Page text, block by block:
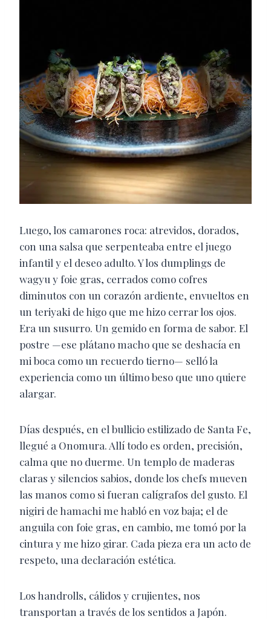
Luego, los camarones roca: atrevidos, dorados,
con una salsa que serpenteaba entre el juego
infantil y el deseo adulto. Y los dumplings de
wagyu y foie gras, cerrados como cofres
diminutos con un corazón ardiente, envueltos en
un teriyaki de higo que me hizo cerrar los ojos.
Era un susurro. Un gemido en forma de sabor. El
postre —ese plátano macho que se deshacía en
mi boca como un recuerdo tierno— selló la
experiencia como un último beso que uno quiere
alargar.
Días después, en el bullicio estilizado de Santa Fe,
llegué a Onomura. Allí todo es orden, precisión,
calma que no duerme. Un templo de maderas
claras y silencios sabios, donde los chefs mueven
las manos como si fueran calígrafos del gusto. El
nigiri de hamachi me habló en voz baja; el de
anguila con foie gras, en cambio, me tomó por la
cintura y me hizo girar. Cada pieza era un acto de
respeto, una declaración estética.
Los handrolls, cálidos y crujientes, nos
transportan a través de los sentidos a Japón.